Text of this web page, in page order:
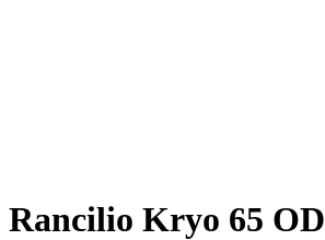
Rancilio Kryo 65 OD